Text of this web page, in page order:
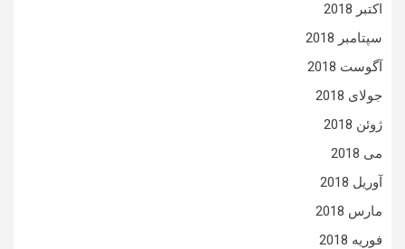
اکتبر 2018
سپتامبر 2018
آگوست 2018
جولای 2018
ژوئن 2018
می 2018
آوریل 2018
مارس 2018
فوریه 2018